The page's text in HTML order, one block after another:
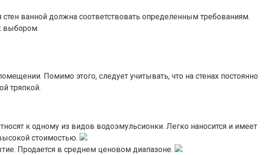
ванной должна соответствовать определенным требованиям.
выбором.
Помимо этого, следует учитывать, что на стенах постоянно
тряпкой.
к одному из видов водоэмульсионки. Легко наносится и имеет
стоимостью.
Продается в среднем ценовом диапазоне.